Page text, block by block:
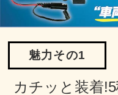
魅力その1
カチッと装着